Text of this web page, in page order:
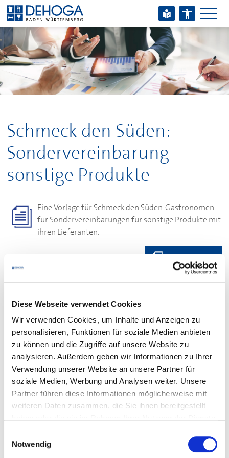
Diese Webseite verwendet Cookies
Wir verwenden Cookies, um Inhalte und Anzeigen zu
personalisieren, Funktionen für soziale Medien anbieten
zu können und die Zugriffe auf unsere Website zu
analysieren. Außerdem geben wir Informationen zu Ihrer
Verwendung unserer Website an unsere Partner für
soziale Medien, Werbung und Analysen weiter. Unsere
Partner führen diese Informationen möglicherweise mit
weiteren Daten zusammen, die Sie ihnen bereitgestellt
Notwendig
Zum Hauptinhalt springen
Zum Footerinhalt springen
Schmeck den Süden:
Sondervereinbarung
sonstige Produkte
Eine Vorlage für Schmeck den Süden-Gastronomen
für Sondervereinbarungen für sonstige Produkte mit
ihren Lieferanten.
Download
Ihr Kontakt
Beifachlichen Fragenzu den Dokumenten wenden Sie
sich bitte an Ihre zuständige
DEHOGA -Geschäftsstelle.
Für denLoginbeachten Sie bitte den Kasten unten. Falls
es Probleme mit dem Login gibt, wenden Sie sich bitte
an den Mitgliederservice: